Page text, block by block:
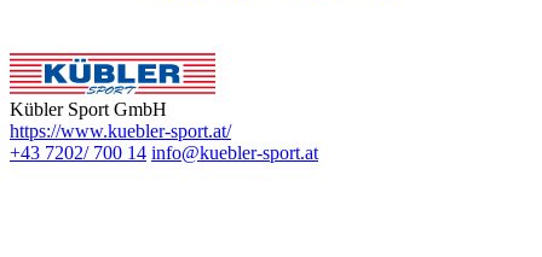
Kübler Sport GmbH
https://www.kuebler-sport.at/
+43 7202/ 700 14 info@kuebler-sport.at